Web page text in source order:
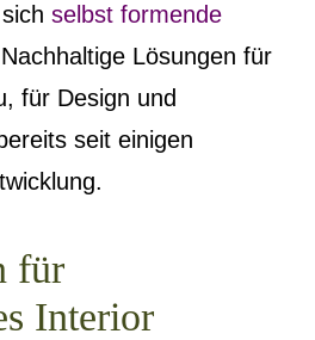
selbst formende
Lösungen für
für Design und
seit einigen
für
Interior